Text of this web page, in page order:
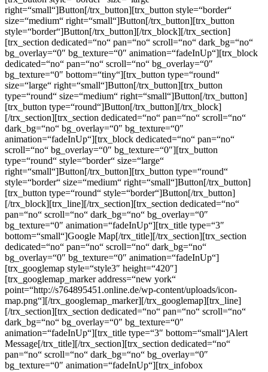
right=“small“]Button[/trx_button][trx_button style=“border“
size=“medium“ right=“small“]Button[/trx_button][trx_button
style=“border“]Button[/trx_button][/trx_block][/trx_section]
[trx_section dedicated=“no“ pan=“no“ scroll=“no“ dark_bg=“no“
bg_overlay=“0″ bg_texture=“0″ animation=“fadeInUp“][trx_block
dedicated=“no“ pan=“no“ scroll=“no“ bg_overlay=“0″
bg_texture=“0″ bottom=“tiny“][trx_button type=“round“
size=“large“ right=“small“]Button[/trx_button][trx_button
type=“round“ size=“medium“ right=“small“]Button[/trx_button]
[trx_button type=“round“]Button[/trx_button][/trx_block]
[/trx_section][trx_section dedicated=“no“ pan=“no“ scroll=“no“
dark_bg=“no“ bg_overlay=“0″ bg_texture=“0″
animation=“fadeInUp“][trx_block dedicated=“no“ pan=“no“
scroll=“no“ bg_overlay=“0″ bg_texture=“0″][trx_button
type=“round“ style=“border“ size=“large“
right=“small“]Button[/trx_button][trx_button type=“round“
style=“border“ size=“medium“ right=“small“]Button[/trx_button]
[trx_button type=“round“ style=“border“]Button[/trx_button]
[/trx_block][trx_line][/trx_section][trx_section dedicated=“no“
pan=“no“ scroll=“no“ dark_bg=“no“ bg_overlay=“0″
bg_texture=“0″ animation=“fadeInUp“][trx_title type=“3″
bottom=“small“]Google Map[/trx_title][/trx_section][trx_section
dedicated=“no“ pan=“no“ scroll=“no“ dark_bg=“no“
bg_overlay=“0″ bg_texture=“0″ animation=“fadeInUp“]
[trx_googlemap style=“style3″ height=“420″]
[trx_googlemap_marker address=“new york“
point=“http://s764895451.online.de/wp-content/uploads/icon-
map.png“][/trx_googlemap_marker][/trx_googlemap][trx_line]
[/trx_section][trx_section dedicated=“no“ pan=“no“ scroll=“no“
dark_bg=“no“ bg_overlay=“0″ bg_texture=“0″
animation=“fadeInUp“][trx_title type=“3″ bottom=“small“]Alert
Message[/trx_title][/trx_section][trx_section dedicated=“no“
pan=“no“ scroll=“no“ dark_bg=“no“ bg_overlay=“0″
bg_texture=“0″ animation=“fadeInUp“][trx_infobox